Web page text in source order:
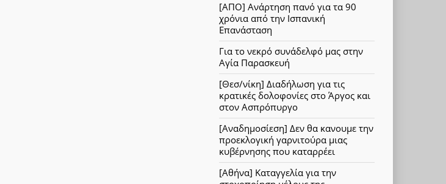
[ΑΠΟ] Ανάρτηση πανό για τα 90
χρόνια από την Ισπανική
Επανάσταση
Για το νεκρό συνάδελφό μας στην
Αγία Παρασκευή
[Θεσ/νίκη] Διαδήλωση για τις
κρατικές δολοφονίες στο Άργος και
στον Ασπρόπυργο
[Αναδημοσίεση] Δεν θα κανουμε την
προεκλογική γαρνιτούρα μιας
κυβέρνησης που καταρρέει
[Αθήνα] Καταγγελία για την